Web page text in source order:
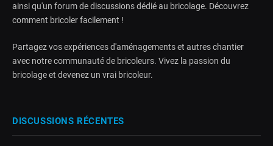
ainsi qu'un forum de discussions dédié au bricolage. Découvrez
comment bricoler facilement !
Partagez vos expériences d'aménagements et autres chantier
avec notre communauté de bricoleurs. Vivez la passion du
bricolage et devenez un vrai bricoleur.
DISCUSSIONS RÉCENTES